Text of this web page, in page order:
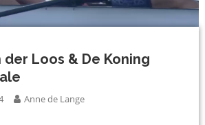
der Loos & De Koning
Anne de Lange